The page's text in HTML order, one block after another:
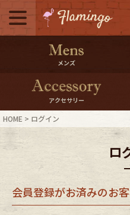
メニュー
500pt
10％
ログイン・会員登録
ご利用ガイド
メンズ
アクセサリー
HOME ログイン
ロ
会員登録がお済みのお